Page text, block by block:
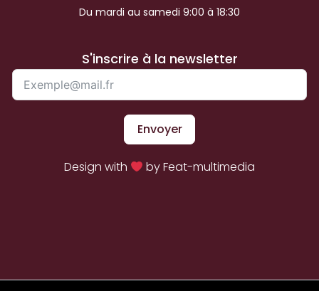
Du mardi au samedi 9:00 à 18:30
S'inscrire à la newsletter
Envoyer
Design with by Feat-multimedia